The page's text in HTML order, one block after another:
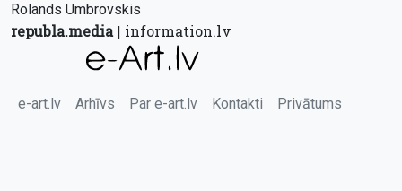
Rolands Umbrovskis
republa.media| information.lv
e-art.lv Arhīvs Par e-art.lv Kontakti Privātums